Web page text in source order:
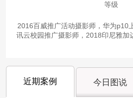
等级
2016百威推广活动摄影师，华为p10
讯云校园推广摄影师，2018印尼雅加
近期案例 今日图说